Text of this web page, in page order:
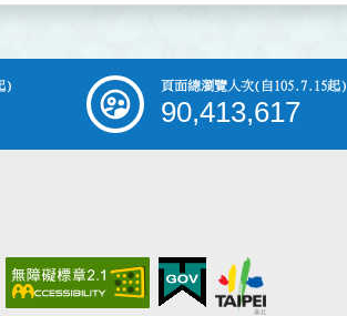
) 頁面總瀏覽人次(自105.7.15起)
90,413,617